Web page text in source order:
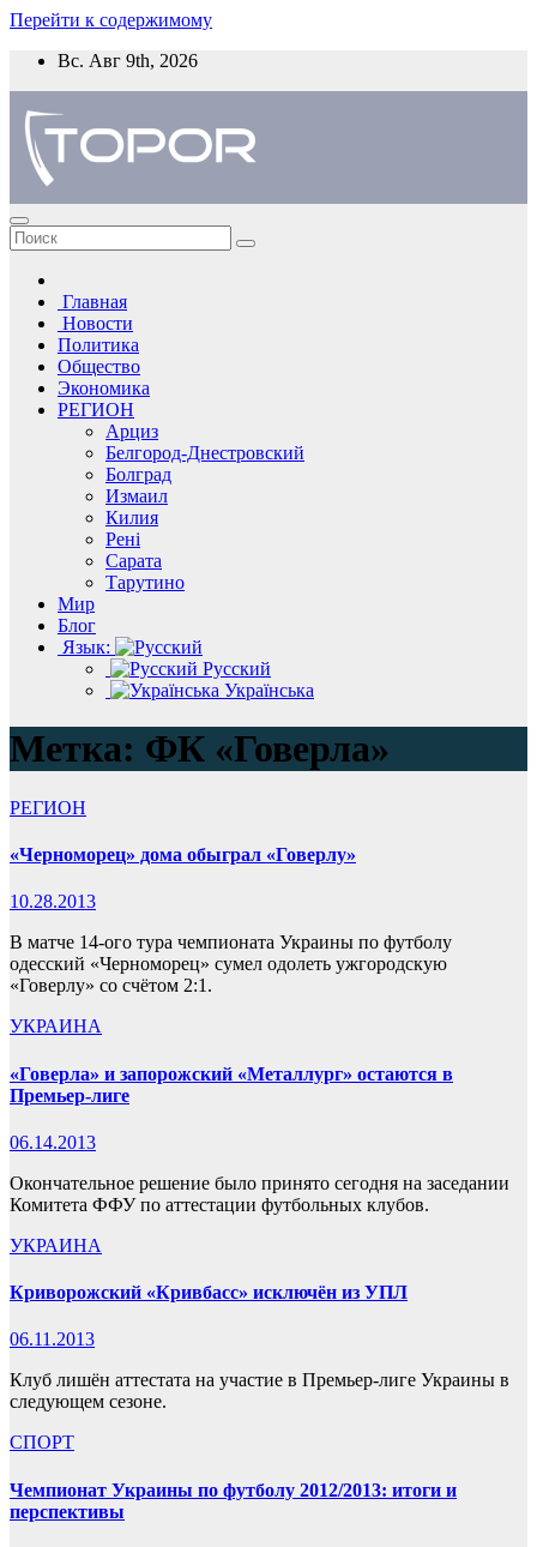
Перейти к содержимому
Вс. Авг 9th, 2026
Главная
Новости
Политика
Общество
Экономика
РЕГИОН
Арциз
Белгород-Днестровский
Болград
Измаил
Килия
Рені
Сарата
Тарутино
Мир
Блог
Язык:
Русский
Українська
Метка: ФК «Говерла»
РЕГИОН
«Черноморец» дома обыграл «Говерлу»
10.28.2013
В матче 14-ого тура чемпионата Украины по футболу
одесский «Черноморец» сумел одолеть ужгородскую
«Говерлу» со счётом 2:1.
УКРАИНА
«Говерла» и запорожский «Металлург» остаются в
Премьер-лиге
06.14.2013
Окончательное решение было принято сегодня на заседании
Комитета ФФУ по аттестации футбольных клубов.
УКРАИНА
Криворожский «Кривбасс» исключён из УПЛ
06.11.2013
Клуб лишён аттестата на участие в Премьер-лиге Украины в
следующем сезоне.
СПОРТ
Чемпионат Украины по футболу 2012/2013: итоги и
перспективы